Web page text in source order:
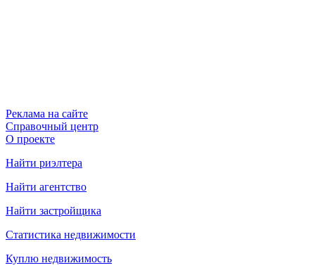
Реклама на сайте
Справочный центр
О проекте
Найти риэлтера
Найти агентство
Найти застройщика
Статистика недвижимости
Куплю недвижимость